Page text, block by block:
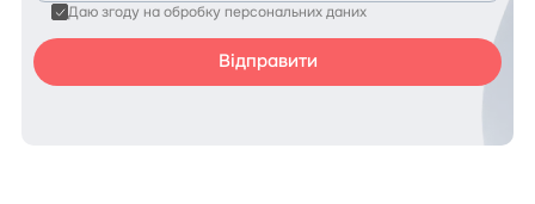
Даю згоду на обробку персональних даних